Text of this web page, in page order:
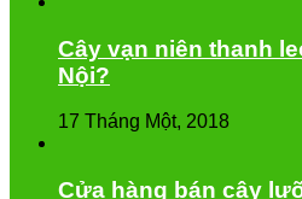
Cây vạn niên thanh
Nội?
17 Tháng Một, 2018
Cửa hàng bán cây